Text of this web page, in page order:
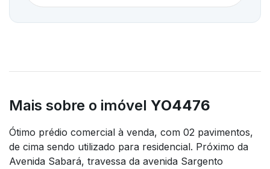
Mais sobre o imóvel YO4476
Ótimo prédio comercial à venda, com 02 pavimentos,
de cima sendo utilizado para residencial. Próximo da
Avenida Sabará, travessa da avenida Sargento